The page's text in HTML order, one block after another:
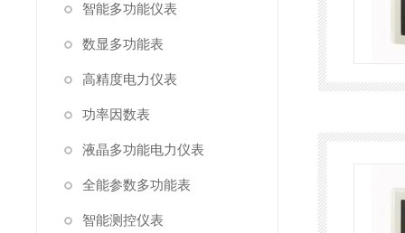
智能多功能仪表
数显多功能表
高精度电力仪表
功率因数表
液晶多功能电力仪表
全能参数多功能表
智能测控仪表